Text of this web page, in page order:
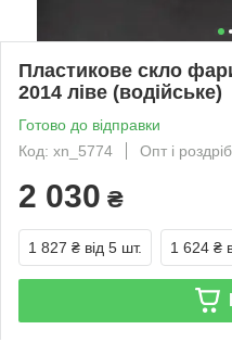
Пластикове скло
2014 ліве (водійське)
Готово до відправки
Код: xn_5774
Опт і роздріб
2 030 ₴
1 827 ₴ від 5 шт. 1 624 ₴